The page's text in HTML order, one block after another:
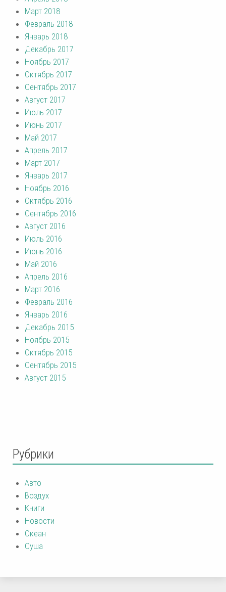
Март 2018
Февраль 2018
Январь 2018
Декабрь 2017
Ноябрь 2017
Октябрь 2017
Сентябрь 2017
Август 2017
Июль 2017
Июнь 2017
Май 2017
Апрель 2017
Март 2017
Январь 2017
Ноябрь 2016
Октябрь 2016
Сентябрь 2016
Август 2016
Июль 2016
Июнь 2016
Май 2016
Апрель 2016
Март 2016
Февраль 2016
Январь 2016
Декабрь 2015
Ноябрь 2015
Октябрь 2015
Сентябрь 2015
Август 2015
Рубрики
Авто
Воздух
Книги
Новости
Океан
Суша